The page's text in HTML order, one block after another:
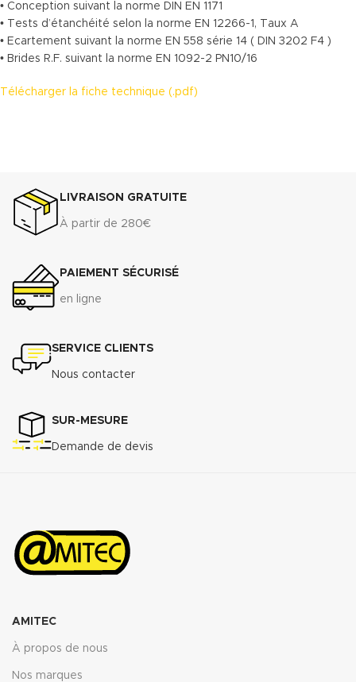
• Conception suivant la norme DIN EN 1171
• Tests d’étanchéité selon la norme EN 12266-1, Taux A
• Ecartement suivant la norme EN 558 série 14 ( DIN 3202 F4 )
• Brides R.F. suivant la norme EN 1092-2 PN10/16
Télécharger la fiche technique (.pdf)
LIVRAISON GRATUITE
À partir de 280€
PAIEMENT SÉCURISÉ
en ligne
SERVICE CLIENTS
Nous contacter
SUR-MESURE
Demande de devis
AMITEC
À propos de nous
Nos marques